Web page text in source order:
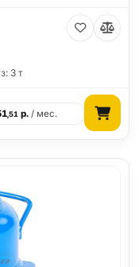
3 т
,51 р. / мес.